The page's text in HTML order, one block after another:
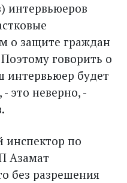
интервьюеров
о защите граждан
говорить о
интервьюер будет
это неверно, -
инспектор по
Азамат
без разрешения